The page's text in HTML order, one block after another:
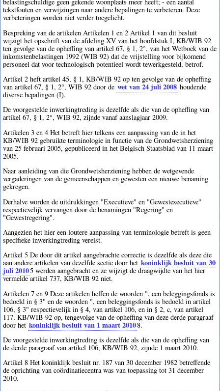
tekstfouten en verwijzingen naar andere bepalingen te verbeteren. Deze
verbeteringen worden niet verder toegelicht.
Bespreking van de artikelen Artikelen 1 en 2 Artikel 1 van dit besluit
wijzigt het opschrift van de afdeling XV van het hoofdstuk I, KB/WIB 92
ten gevolge van de opheffing van artikel 67, § 1, 2°, van het Wetboek van de
inkomstenbelastingen 1992 (WIB 92) dat de vrijstelling voor bijkomend
personeel dat voor technologisch potentieel wordt tewerkgesteld, betrof.
Artikel 2 heft artikel 45, § 1, KB/WIB 92 op ten gevolge van de opheffing
van artikel 67, § 1, 2°, WIB 92 door de wet van 24 juli 2008 houdende
diverse bepalingen (I).
De voorgestelde inwerkingtreding is dezelfde als die van de opheffing van
artikel 67, § 1, 2°, WIB 92, zijnde vanaf aanslagjaar 2009.
Artikelen 3 en 4 Het betreft hier telkens een aanpassing van de in het
KB/WIB 92 gebruikte terminologie in functie van de Grondwetsherziening
van 25 februari 2005, gepubliceerd in het Belgisch Staatsblad van 11 maart
2005.
Naar aanleiding van die Grondwetsherziening hebben de wetgevende
vergaderingen van de gemeenschappen en gewesten een nieuwe benaming
gekregen.
Derhalve worden de uitdrukkingen "Executieve" en "Gewestexecutieve"
respectievelijk vervangen door de benamingen "Regering" en
"Gewestregering".
Aangezien het hier een loutere aanpassing van terminologie betreft is geen
specifieke inwerkingtreding vereist.
Artikel 5 De door dit artikel aangebrachte correctie is dezelfde als deze die
aan andere artikelen van dezelfde sectie door het koninklijk besluit van 30
juli 20105 werden aangebracht en ze wijzigt de draagwijdte van het hier
vermelde artikel 737, KB/WIB 92 niet.
Artikelen 7 en 9 Deze artikelen heffen de woorden ", een beleggingsfonds is
bedoeld in § 3" en de woorden ", een beleggingsfonds is bedoeld in artikel
106, § 3" respectievelijk in § 4, van artikel 106, en in § 2, c, van artikel
117, KB/WIB 92 op, tengevolge van de opheffing van deze derde paragraaf
door het koninklijk besluit van 1 maart 20108.
De voorgestelde inwerkingtreding is dezelfde als die van de opheffing van
de derde paragraaf van artikel 106, KB/WIB 92, zijnde 1 maart 2010.
Artikel 8 Het koninklijk besluit nr. 187 van 30 december 1982 betreffende
de oprichting van coördinatiecentra was van toepassing tot 31 december
2010.